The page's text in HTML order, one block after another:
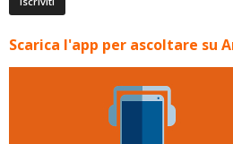
Scarica l'app per ascoltare su